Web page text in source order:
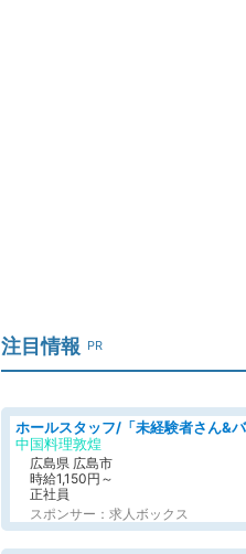
注目情報 PR
中国料理敦煌
広島県 広島市
時給1,150円～
正社員
スポンサー：求人ボックス